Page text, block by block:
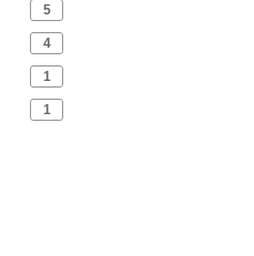
5
4
1
1